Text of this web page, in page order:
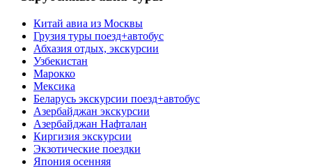
Китай авиа из Москвы
Грузия туры поезд+автобус
Абхазия отдых, экскурсии
Узбекистан
Марокко
Мексика
Беларусь экскурсии поезд+автобус
Азербайджан экскурсии
Азербайджан Нафталан
Киргизия экскурсии
Экзотические поездки
Япония осенняя